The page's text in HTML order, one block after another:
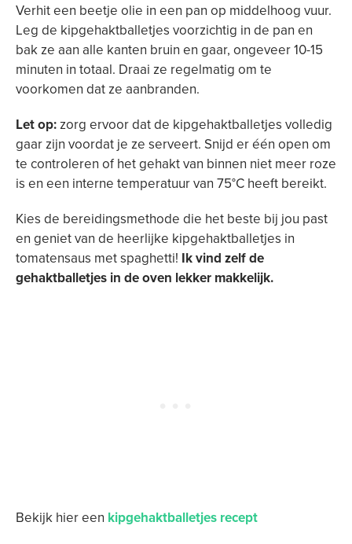
Verhit een beetje olie in een pan op middelhoog vuur.
Leg de kipgehaktballetjes voorzichtig in de pan en
bak ze aan alle kanten bruin en gaar, ongeveer 10-15
minuten in totaal. Draai ze regelmatig om te
voorkomen dat ze aanbranden.
Let op:zorg ervoor dat de kipgehaktballetjes volledig
gaar zijn voordat je ze serveert. Snijd er één open om
te controleren of het gehakt van binnen niet meer roze
is en een interne temperatuur van 75°C heeft bereikt.
Kies de bereidingsmethode die het beste bij jou past
en geniet van de heerlijke kipgehaktballetjes in
tomatensaus met spaghetti! Ik vind zelf de
gehaktballetjes in de oven lekker makkelijk.
Bekijk hier een kipgehaktballetjes recept